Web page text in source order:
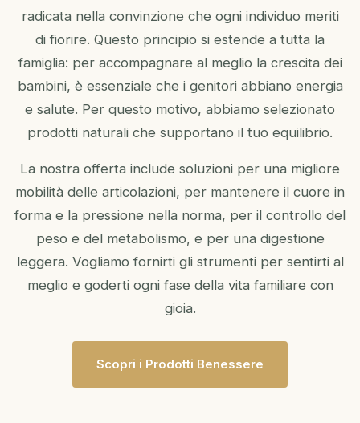
radicata nella convinzione che ogni individuo meriti
di fiorire. Questo principio si estende a tutta la
famiglia: per accompagnare al meglio la crescita dei
bambini, è essenziale che i genitori abbiano energia
e salute. Per questo motivo, abbiamo selezionato
prodotti naturali che supportano il tuo equilibrio.
La nostra offerta include soluzioni per una migliore
mobilità delle articolazioni, per mantenere il cuore in
forma e la pressione nella norma, per il controllo del
peso e del metabolismo, e per una digestione
leggera. Vogliamo fornirti gli strumenti per sentirti al
meglio e goderti ogni fase della vita familiare con
gioia.
Scopri i Prodotti Benessere